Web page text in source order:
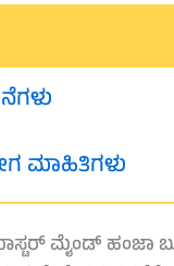
ಮಾಹಿತಿಗಳು
ಮೈಂಡ್ ಹಂಜಾ